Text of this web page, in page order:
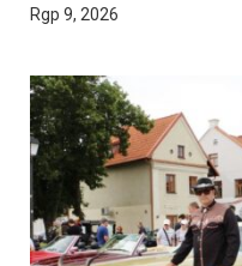
Rgp 9, 2026